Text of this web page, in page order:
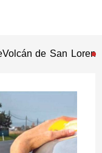
Volcán de San